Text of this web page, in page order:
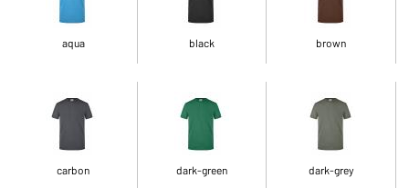
aqua black brown
carbon dark-green dark-grey